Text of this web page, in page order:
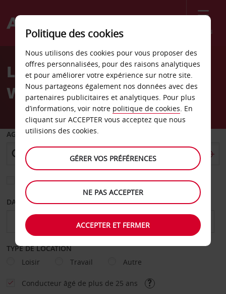
Menu
Welcome
AvisLocation de voiture
Winnipeg York Avenue
AGENCE DE DÉPART
Sélectionnez une autre agence de retour
DATE DE DÉPART DATE DE RETOUR
TYPE DE LOCATION
Loisir
Travail Autre
Conducteur âgé de plus de 25 ans
Politique des cookies
Nous utilisons des cookies pour vous proposer des
offres personnalisées, pour des raisons analytiques
et pour améliorer votre expérience sur notre site.
Nous partageons également nos données avec des
partenaires publicitaires et analytiques. Pour plus
d’informations, voir notre politique de cookies. En
cliquant sur ACCEPTER vous acceptez que nous
utilisions des cookies.
GÉRER VOS PRÉFÉRENCES
NE PAS ACCEPTER
ACCEPTER ET FERMER